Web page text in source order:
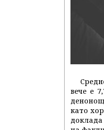
вече е
като